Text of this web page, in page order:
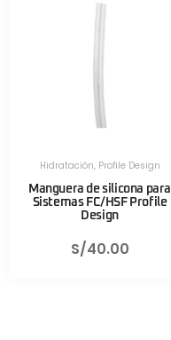
Hidratación, Profile Design
Manguera de silicona para
Sistemas FC/HSF Profile
Design
S/40.00